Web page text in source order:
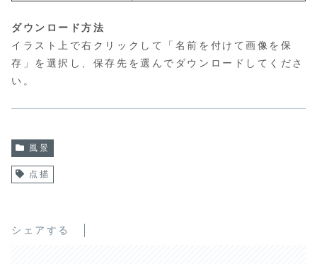
ダウンロード方法
イラスト上で右クリックして「名前を付けて画像を保
存」を選択し、保存先を選んでダウンロードしてくださ
い。
風景
点描
シェアする